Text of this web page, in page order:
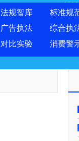
法规智库 标准规
广告执法 综合执
对比实验 消费警